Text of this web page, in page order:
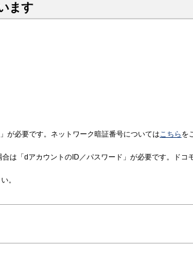
ます
が必要です。ネットワーク暗証番号についてはこちら を
は「dアカウントのID／パスワード」が必要です。ドコ
。